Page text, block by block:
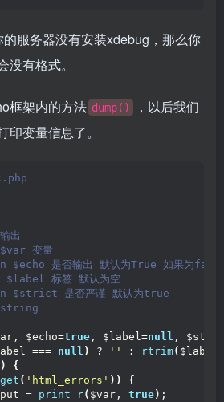
服务器没有安装xdebug，那么你
没有格式。
框架内的方法 dump()
，以后我们
印变量信息了。
出
变量
$echo 是否输出 默认为True 如果为false
标签 默认为空
$strict 是否严谨 默认为true
$echo=true , $label=null ,
=== null ) ? '' : rtrim( $label
)
{
( 'html_errors' ))
{
=
print_r( $var, true) ;